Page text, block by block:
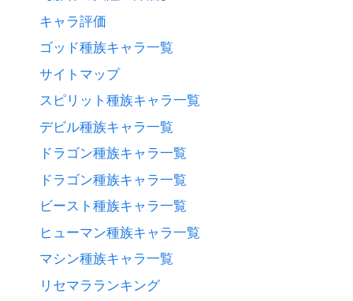
キャラ評価
ゴッド種族キャラ一覧
サイトマップ
スピリット種族キャラ一覧
デビル種族キャラ一覧
ドラゴン種族キャラ一覧
ドラゴン種族キャラ一覧
ビースト種族キャラ一覧
ヒューマン種族キャラ一覧
マシン種族キャラ一覧
リセマラランキング